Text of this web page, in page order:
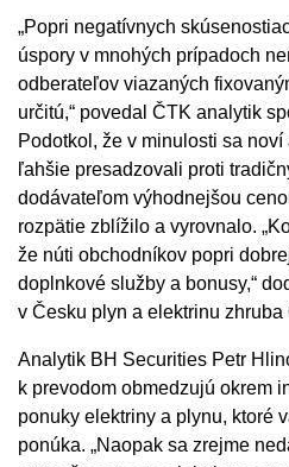
„Popri negatívnych
úspory v mnohých prípadoch
odberateľov viazaných
určitú,“ povedal ČTK analytik
Podotkol, že v minulosti sa
ľahšie presadzovali proti
dodávateľom výhodnejšou
rozpätie zblížilo a vyrovnalo.
že núti obchodníkov popri
doplnkové služby a bonusy,“
v Česku plyn a elektrinu
Analytik BH Securities Petr
k prevodom obmedzujú okrem
ponuky elektriny a plynu, ktoré
ponúka. „Naopak sa zrejme